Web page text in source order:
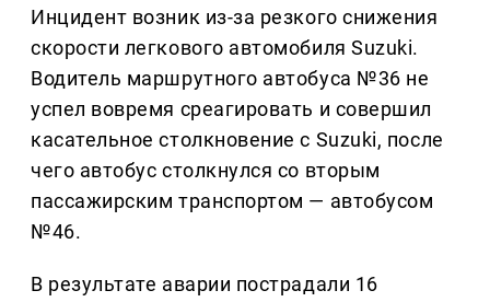
Инцидент возник из-за резкого снижения
скорости легкового автомобиля Suzuki.
Водитель маршрутного автобуса №36 не
успел вовремя среагировать и совершил
касательное столкновение с Suzuki, после
чего автобус столкнулся со вторым
пассажирским транспортом — автобусом
№46.
В результате аварии пострадали 16